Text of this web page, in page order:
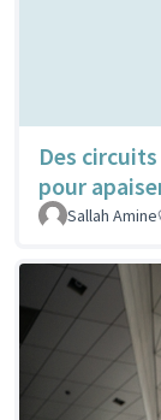
Des
pour
Sallah Amine